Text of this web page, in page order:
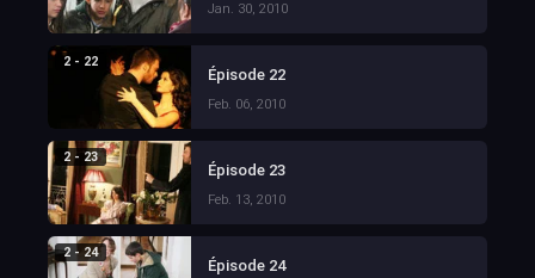
Jan. 30, 2010
2 - 22
Épisode 22
Feb. 06, 2010
2 - 23
Épisode 23
Feb. 13, 2010
2 - 24
Épisode 24